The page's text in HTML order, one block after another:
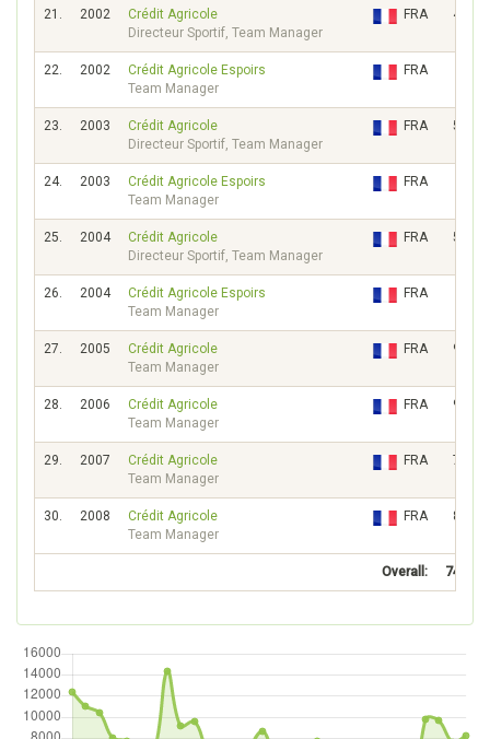
21. 2002
Crédit Agricole
Directeur Sportif, Team Manager
FRA 4701
22. 2002
Crédit Agricole Espoirs
Team Manager
FRA
23. 2003
Crédit Agricole
Directeur Sportif, Team Manager
FRA 5618
24. 2003
Crédit Agricole Espoirs
Team Manager
FRA
25. 2004
Crédit Agricole
Directeur Sportif, Team Manager
FRA 5530
26. 2004
Crédit Agricole Espoirs
Team Manager
FRA
27. 2005
Crédit Agricole
Team Manager
FRA 9711
28. 2006
Crédit Agricole
Team Manager
FRA 9654
29. 2007
Crédit Agricole
Team Manager
FRA 7555
30. 2008
Crédit Agricole
Team Manager
FRA 8178
Overall: 74938